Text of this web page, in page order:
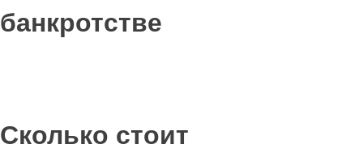
банкротстве
Сколько стоит